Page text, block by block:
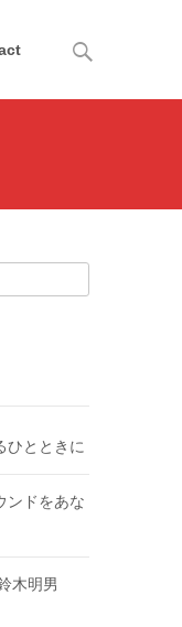
Search
ひとときに
ンドをあな
木明男